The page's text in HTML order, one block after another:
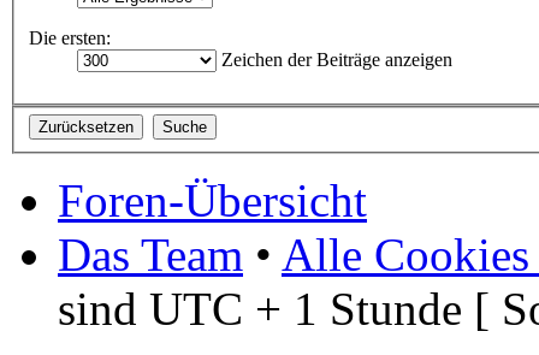
Die ersten:
Zeichen der Beiträge anzeigen
Foren-Übersicht
Das Team • Alle Cookies
sind UTC + 1 Stunde [